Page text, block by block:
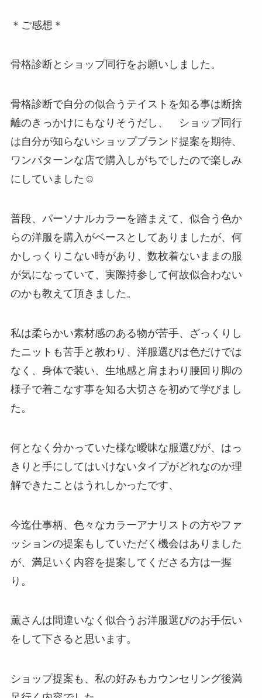
＊ご感想＊
骨格診断とショップ同行をお願いしました。
骨格診断で自分の似合うテイストを知る事は断捨
離のきっかけにもなりそうだし、 ショップ同行
は自分が知らないショップブランド提案を期待、
ワンパターンな店で購入しがちでしたので楽しみ
にしていました☺️
普段、パーソナルカラーを踏まえて、似合う色か
らの洋服を購入がベースとしてありましたが、何
かしっくりこない時があり、数枚着ないままの服
が気になっていて、実際持参して何故似合わない
のかも教えて頂きました。
私は柔らかい素材感のある物が苦手、ざっくりし
たニットも苦手と教わり、洋服選びは色だけでは
なく、身体で装い、生地感と肩まわり腰回り脚の
様子で着こなす事を知る大切さを初めて学びまし
た。
何となく分かっていた様な曖昧な服選びが、はっ
きりと手にしてはいけないタイプがどれなのか理
解できたことはうれしかったです、
今迄仕事柄、色々なカラーアナリストの方やファ
ッションの提案もしていただく機会はありました
が、満足いく内容を提案してくださる方は一握
り。
薫さんは間違いなく似合うお洋服選びのお手伝い
をして下さると思います。
ショップ提案も、私の好みもカウンセリング後満